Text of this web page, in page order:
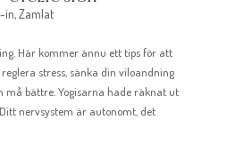
in,Zamlat
Här kommer ännu ett tips för att
stress, sänka din viloandning
må bättre. Yogisarna hade räknat ut
nervsystem är autonomt, det